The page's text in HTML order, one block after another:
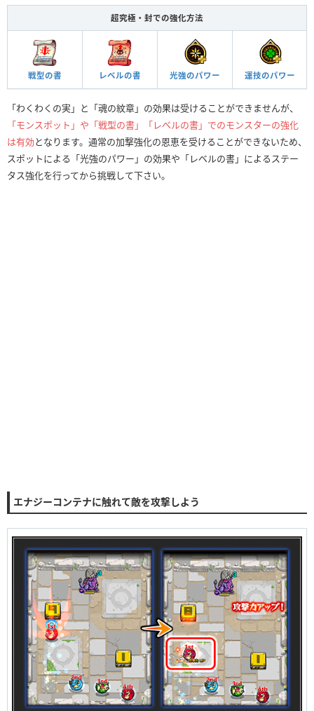
超究極・封での強化方法
戦型の書 レベルの書 光強のパワー 運技のパワー
「わくわくの実」と「魂の紋章」の効果は受けることができませんが、
「モンスポット」や「戦型の書」「レベルの書」でのモンスターの強化
は有効となります。通常の加撃強化の恩恵を受けることができないため、
スポットによる「光強のパワー」の効果や「レベルの書」によるステー
タス強化を行ってから挑戦して下さい。
エナジーコンテナに触れて敵を攻撃しよう